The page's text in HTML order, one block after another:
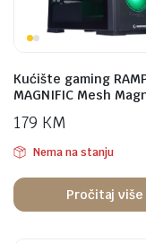
Kućište gaming
MAGNIFIC Mesh
179 KM
Nema na stanju
Pročitaj više